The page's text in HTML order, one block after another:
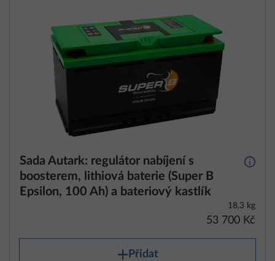
Sada Autark: regulátor nabíjení s
boosterem, lithiová baterie (Super B
Epsilon, 100 Ah) a bateriový kastlík
Další
18,3 kg
53 700 Kč
Přidat